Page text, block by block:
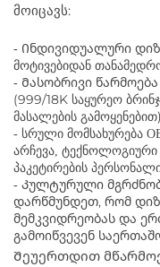
მოიცავს:
- Ინდივიდუალური
მოტივებიდან
- Მასობრივი
(999/18K საყურეო
მასალების გამოყენებით)
- სრული მომსახურება
არჩევა, ტექნოლოგიური
პაკეტირების
- Კულტურული
დარწმუნდეთ, რომ
მემკვიდრეობას და
გამოიწვევენ
Შეუერთდით